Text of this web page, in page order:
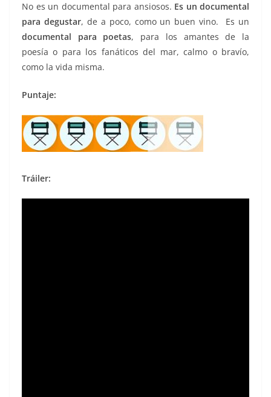
No es un documental para ansiosos. Es un documental
para degustar, de a poco, como un buen vino. Es un
documental para poetas, para los amantes de la
poesía o para los fanáticos del mar, calmo o bravío,
como la vida misma.
Puntaje:
Tráiler: